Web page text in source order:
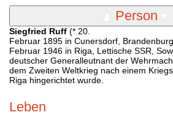
Person
Siegfried Ruff (* 20.
Februar 1895 in Cunersdorf,
Februar 1946 in Riga, Lettische SSR,
deutscher Generalleutnant der
dem Zweiten Weltkrieg nach einem
Riga hingerichtet wurde.
Leben